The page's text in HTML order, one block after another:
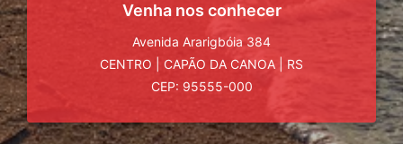
Venha nos conhecer
Avenida Ararigbóia 384
CENTRO
CAPÃO DA CANOA
RS
CEP: 95555-000